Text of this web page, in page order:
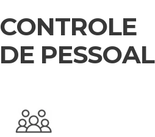
CONTROLE
DE PESSOAL